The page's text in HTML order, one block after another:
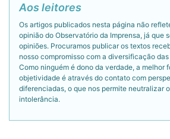
Aos leitores
Os artigos publicados nesta página não
opinião do Observatório da Imprensa, já que
opiniões. Procuramos publicar os textos
nosso compromisso com a diversificação
Como ninguém é dono da verdade, a melhor
objetividade é através do contato com
diferenciadas, o que nos permite neutralizar
intolerância.